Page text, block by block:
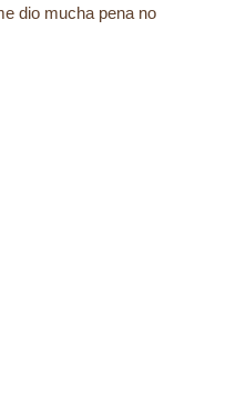
dio mucha pena no